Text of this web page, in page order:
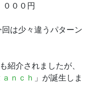
００円
は少々違うパターン
紹介されましたが、
ｎｃｈ 」が誕生しま